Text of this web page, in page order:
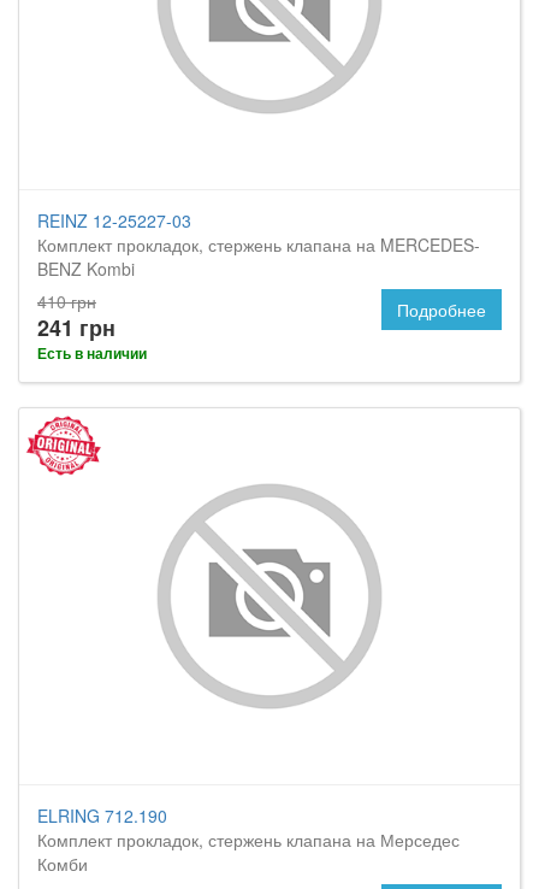
REINZ 12-25227-03
Комплект прокладок, стержень клапана на MERCEDES-
BENZ Kombi
410 грн
241 грн
Есть в наличии
Подробнее
ELRING 712.190
Комплект прокладок, стержень клапана на Мерседес
Комби